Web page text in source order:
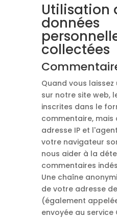
Utilisation
données
collectées
Quand vous
sur notre site web,
inscrites dans le
commentaire, mais
adresse IP et
votre navigateur
nous aider à la
commentaires
Une chaîne
de votre adresse
(également
envoyée au